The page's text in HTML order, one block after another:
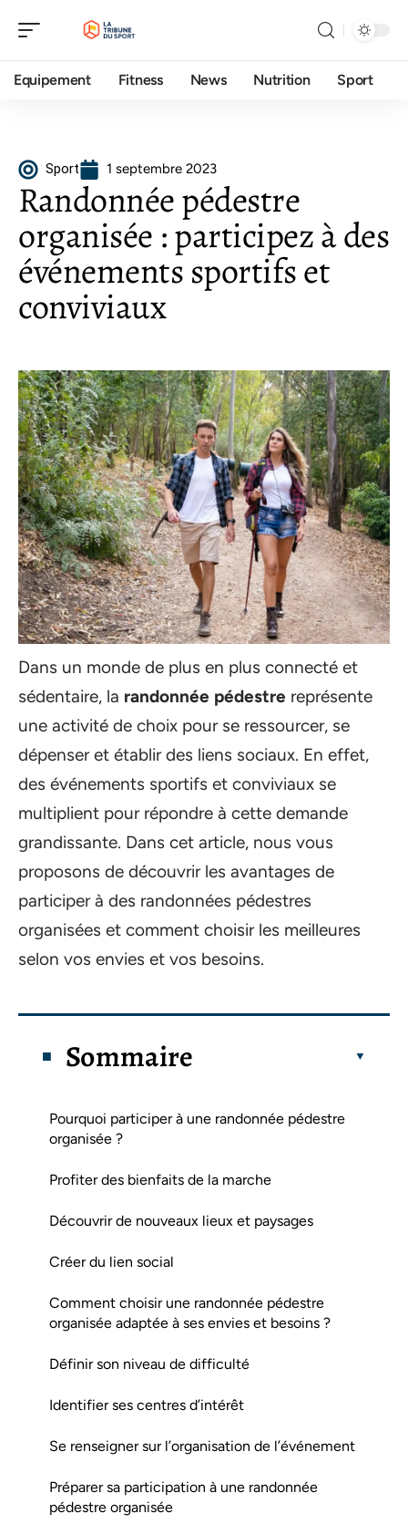
Equipement Fitness News Nutrition Sport
Sport 1 septembre 2023
Randonnée pédestre
organisée : participez à des
événements sportifs et
conviviaux
Dans un monde de plus en plus connecté et
sédentaire, la randonnée pédestre représente
une activité de choix pour se ressourcer, se
dépenser et établir des liens sociaux. En effet,
des événements sportifs et conviviaux se
multiplient pour répondre à cette demande
grandissante. Dans cet article, nous vous
proposons de découvrir les avantages de
participer à des randonnées pédestres
organisées et comment choisir les meilleures
selon vos envies et vos besoins.
Sommaire
Pourquoi participer à une randonnée pédestre
organisée ?
Profiter des bienfaits de la marche
Découvrir de nouveaux lieux et paysages
Créer du lien social
Comment choisir une randonnée pédestre
organisée adaptée à ses envies et besoins ?
Définir son niveau de difficulté
Identifier ses centres d’intérêt
Se renseigner sur l’organisation de l’événement
Préparer sa participation à une randonnée
pédestre organisée